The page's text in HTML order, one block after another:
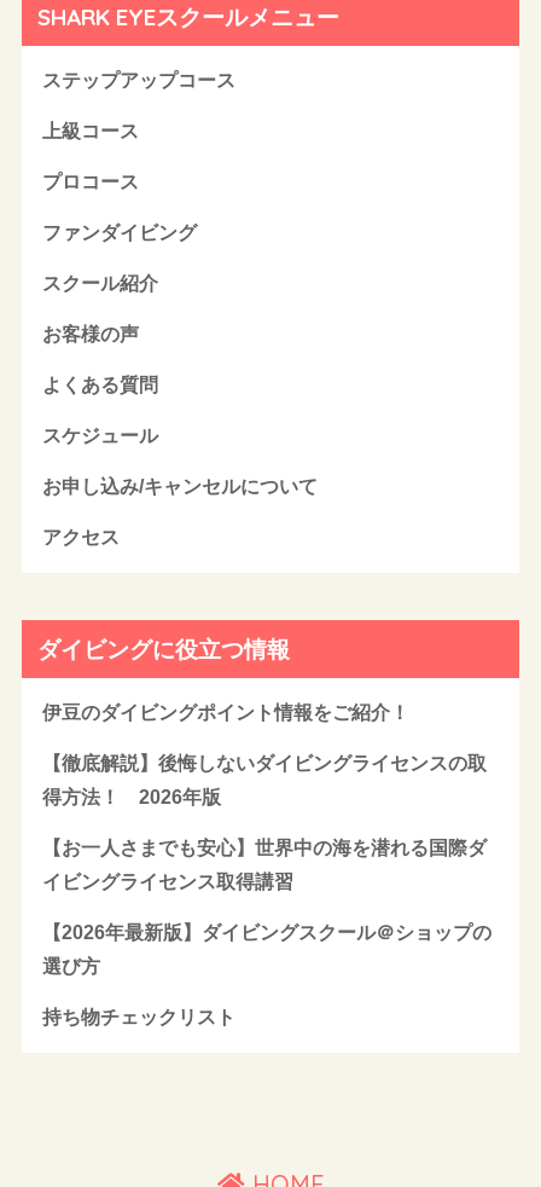
SHARK EYEスクールメニュー
ステップアップコース
上級コース
プロコース
ファンダイビング
スクール紹介
お客様の声
よくある質問
スケジュール
お申し込み/キャンセルについて
アクセス
ダイビングに役立つ情報
伊豆のダイビングポイント情報をご紹介！
【徹底解説】後悔しないダイビングライセンスの取
得方法！ 2026年版
【お一人さまでも安心】世界中の海を潜れる国際ダ
イビングライセンス取得講習
【2026年最新版】ダイビングスクール＠ショップの
選び方
持ち物チェックリスト